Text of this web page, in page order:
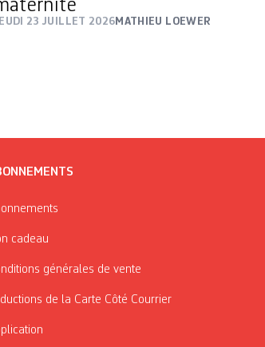
23 JUILLET 2026 MATHIEU LOEWER
cadeau
générales de vente
de la Carte Côté Courrier